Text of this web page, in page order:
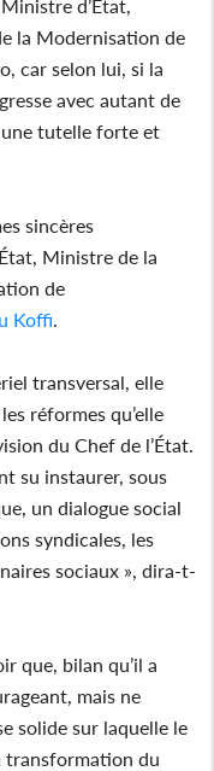
d’État,
la Modernisation de
car selon lui, si la
avec autant de
une tutelle forte et
sincères
Ministre de la
de
Koffi.
transversal, elle
réformes qu’elle
du Chef de l’État.
su instaurer, sous
un dialogue social
syndicales, les
sociaux », dira-t-
que, bilan qu’il a
mais ne
solide sur laquelle le
transformation du